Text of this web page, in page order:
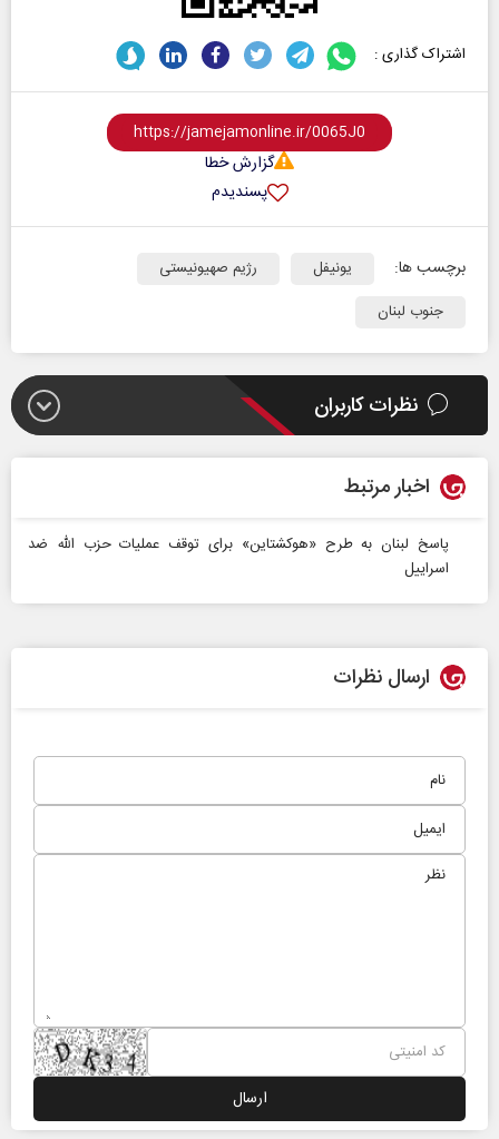
اشتراک گذاری :
گزارش خطا
پسندیدم
برچسب ها: یونیفل
رژیم صهیونیستی
جنوب لبنان
نظرات کاربران
اخبار مرتبط
پاسخ لبنان به طرح «هوکشتاین» برای توقف عملیات حزب‌ الله ضد
اسراییل
ارسال نظرات